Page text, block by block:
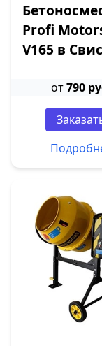
Profi
V165 в
от790